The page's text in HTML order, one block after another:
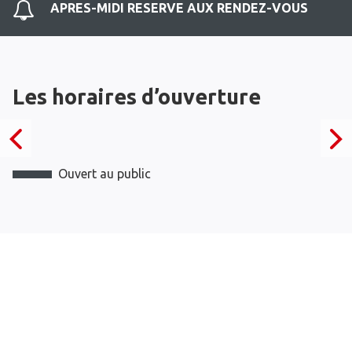
APRES-MIDI RESERVE AUX RENDEZ-VOUS
Les horaires d’ouverture
Ouvert au public